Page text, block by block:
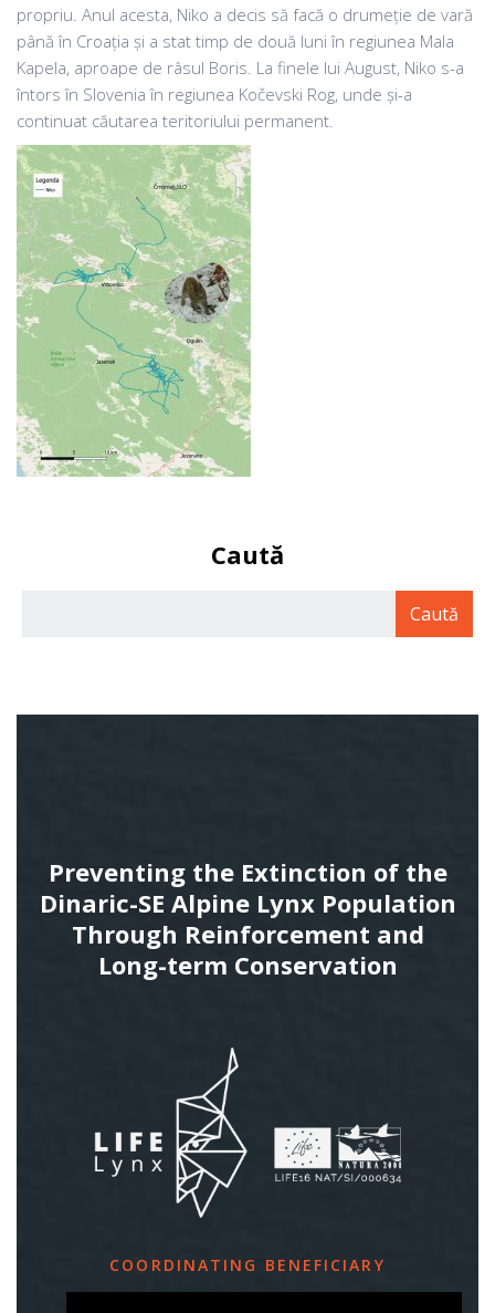
propriu. Anul acesta, Niko a decis să facă o drumeție de vară
până în Croația și a stat timp de două luni în regiunea Mala
Kapela, aproape de râsul Boris. La finele lui August, Niko s-a
întors în Slovenia în regiunea ​​Kočevski Rog, unde și-a
continuat căutarea teritoriului permanent.
Caută
Preventing the Extinction of the
Dinaric-SE Alpine Lynx Population
Through Reinforcement and
Long-term Conservation
COORDINATING BENEFICIARY